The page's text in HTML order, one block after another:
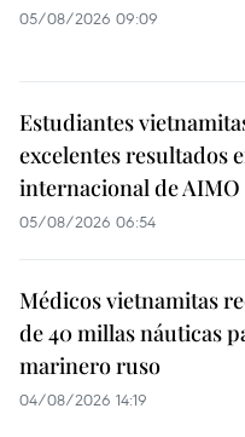
05/08/2026 09:09
Estudiantes
excelentes resultados
internacional de AIMO
05/08/2026 06:54
Médicos vietnamitas
de 40 millas náuticas
marinero ruso
04/08/2026 14:19